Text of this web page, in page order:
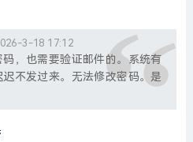
3-18 17:12
，也需要验证邮件的。系统有
不发过来。无法修改密码。是